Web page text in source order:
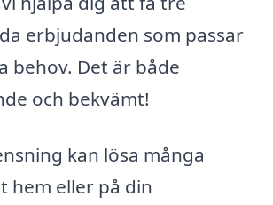
erbjudanden som passar
behov. Det är både
och bekvämt!
kan lösa många
hem eller på din